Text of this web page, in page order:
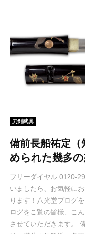
刀剣武具
備前長船祐定
められた幾多
フリーダイヤル 0120-
いましたら、お気軽に
ります！八光堂ブログ
ログをご覧の皆様、こ
させていただきます。